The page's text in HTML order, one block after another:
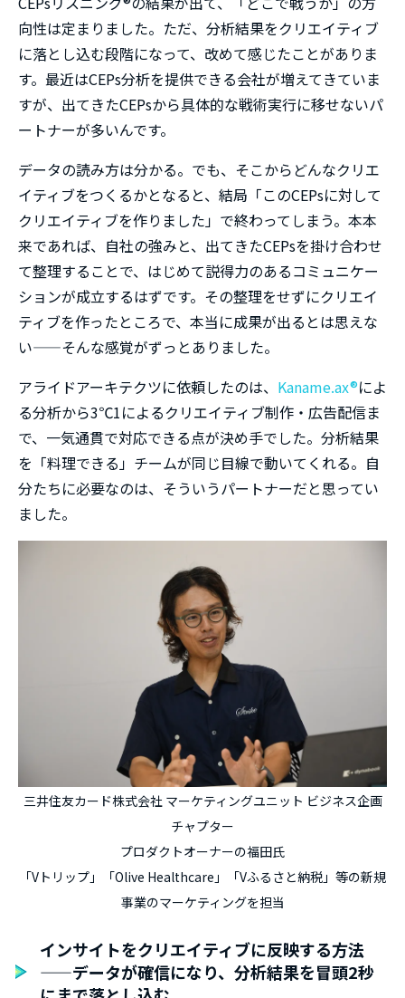
向性は定まりました。ただ、分析結果をクリエイティブ
に落とし込む段階になって、改めて感じたことがありま
す。最近はCEPs分析を提供できる会社が増えてきていま
すが、出てきたCEPsから具体的な戦術実行に移せないパ
ートナーが多いんです。
データの読み方は分かる。でも、そこからどんなクリエ
イティブをつくるかとなると、結局「このCEPsに対して
クリエイティブを作りました」で終わってしまう。本本
来であれば、自社の強みと、出てきたCEPsを掛け合わせ
て整理することで、はじめて説得力のあるコミュニケー
ションが成立するはずです。その整理をせずにクリエイ
ティブを作ったところで、本当に成果が出るとは思えな
い——そんな感覚がずっとありました。
アライドアーキテクツに依頼したのは、 Kaname.ax®によ
る分析から3℃1によるクリエイティブ制作・広告配信ま
で、一気通貫で対応できる点が決め手でした。分析結果
を「料理できる」チームが同じ目線で動いてくれる。自
分たちに必要なのは、そういうパートナーだと思ってい
ました。
三井住友カード株式会社 マーケティングユニット ビジネス企画
チャプター
プロダクトオーナーの福田氏
「Vトリップ」「Olive Healthcare」「Vふるさと納税」等の新規
事業のマーケティングを担当
インサイトをクリエイティブに反映する方法
——データが確信になり、分析結果を冒頭2秒